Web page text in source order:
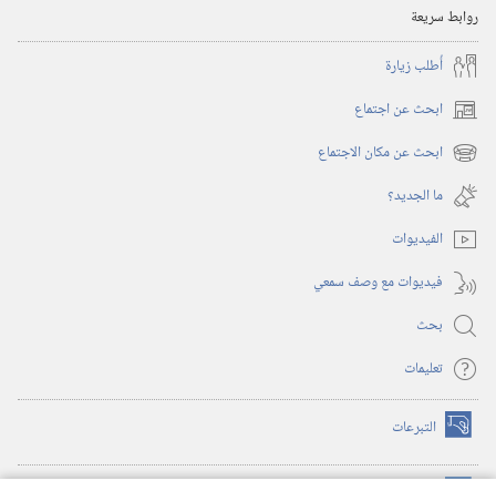
روابط سريعة
أُطلب زيارة
ابحث عن اجتماع (يفتح
نافذة
جديدة)
ابحث عن مكان الاجتماع (يفتح
نافذة
جديدة)
ما الجديد؟‏
الفيديوات
فيديوات مع وصف سمعي
بحث
تعليمات
التبرعات (يفتح
نافذة